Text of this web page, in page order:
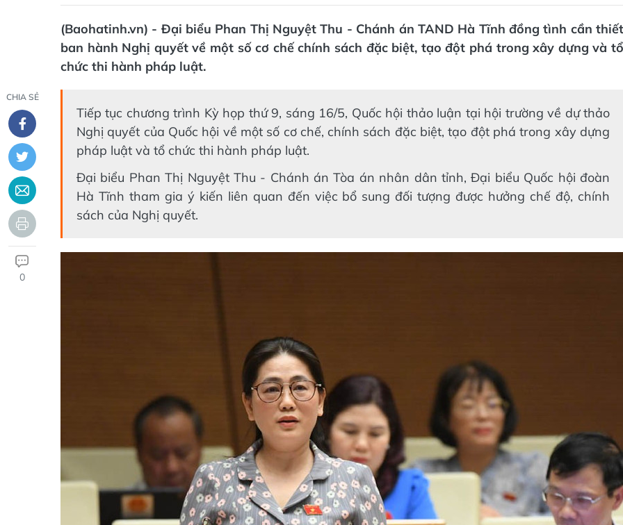
(Baohatinh.vn) - Đại biểu Phan Thị Nguyệt Thu - Chánh án TAND Hà Tĩnh đồng tình cần thiết
ban hành Nghị quyết về một số cơ chế chính sách đặc biệt, tạo đột phá trong xây dựng và tổ
chức thi hành pháp luật.
CHIA SẺ
0
Tiếp tục chương trình Kỳ họp thứ 9, sáng 16/5, Quốc hội thảo luận tại hội trường về dự thảo
Nghị quyết của Quốc hội về một số cơ chế, chính sách đặc biệt, tạo đột phá trong xây dựng
pháp luật và tổ chức thi hành pháp luật.
Đại biểu Phan Thị Nguyệt Thu - Chánh án Tòa án nhân dân tỉnh, Đại biểu Quốc hội đoàn
Hà Tĩnh tham gia ý kiến liên quan đến việc bổ sung đối tượng được hưởng chế độ, chính
sách của Nghị quyết.